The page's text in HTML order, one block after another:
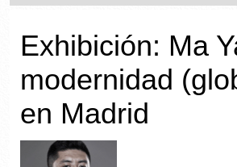
Exhibición: Ma
modernidad
en Madrid